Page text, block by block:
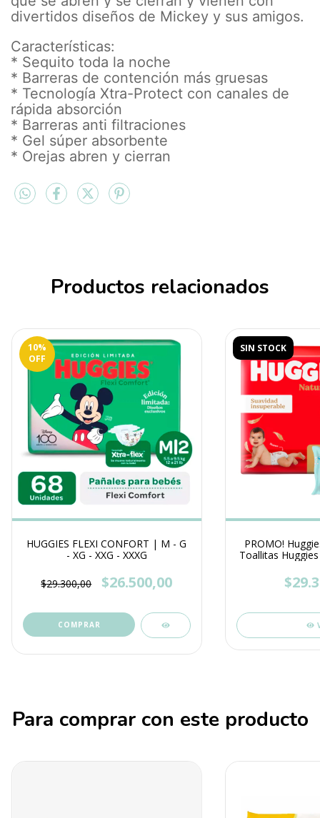
divertidos diseños de Mickey y sus amigos.
Características:
* Sequito toda la noche
* Barreras de contención más gruesas
* Tecnología Xtra-Protect con canales de
rápida absorción
* Barreras anti filtraciones
* Gel súper absorbente
* Orejas abren y cierran
Productos relacionados
10%
OFF
HUGGIES FLEXI CONFORT | M - G
- XG - XXG - XXXG
$29.300,00 $26.500,00
COMPRAR
SIN STOCK
PROMO!
Toallitas
Para comprar con este producto